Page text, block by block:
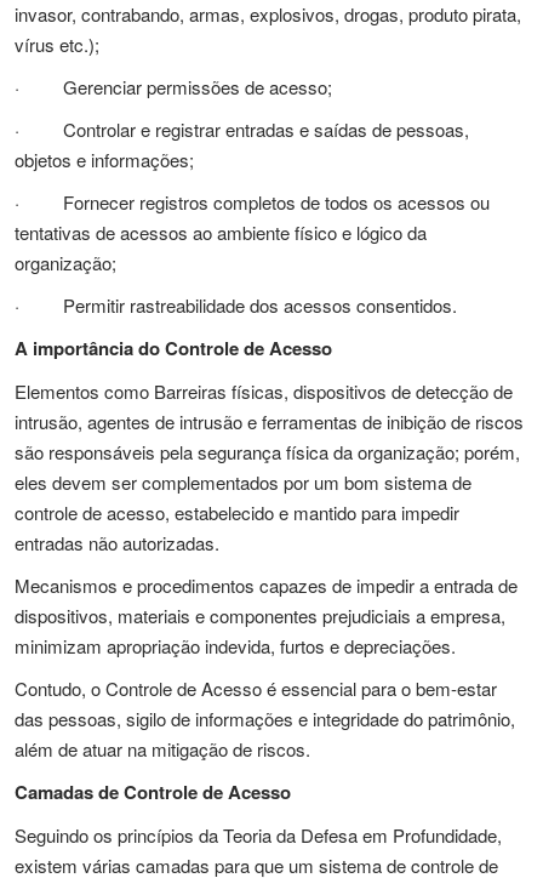
invasor, contrabando, armas, explosivos, drogas, produto pirata,
vírus etc.);
· Gerenciar permissões de acesso;
· Controlar e registrar entradas e saídas de pessoas,
objetos e informações;
· Fornecer registros completos de todos os acessos ou
tentativas de acessos ao ambiente físico e lógico da
organização;
· Permitir rastreabilidade dos acessos consentidos.
A importância do Controle de Acesso
Elementos como Barreiras físicas, dispositivos de detecção de
intrusão, agentes de intrusão e ferramentas de inibição de riscos
são responsáveis pela segurança física da organização; porém,
eles devem ser complementados por um bom sistema de
controle de acesso, estabelecido e mantido para impedir
entradas não autorizadas.
Mecanismos e procedimentos capazes de impedir a entrada de
dispositivos, materiais e componentes prejudiciais a empresa,
minimizam apropriação indevida, furtos e depreciações.
Contudo, o Controle de Acesso é essencial para o bem-estar
das pessoas, sigilo de informações e integridade do patrimônio,
além de atuar na mitigação de riscos.
Camadas de Controle de Acesso
Seguindo os princípios da Teoria da Defesa em Profundidade,
existem várias camadas para que um sistema de controle de